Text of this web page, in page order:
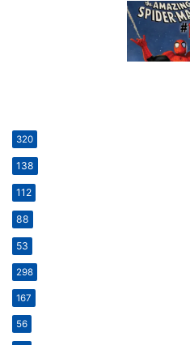
320
138
112
88
53
298
167
56